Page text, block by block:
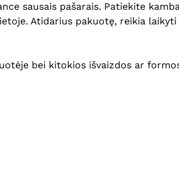
nėra
sausais pašarais. Patiekite
Atidarius pakuotę, reikia laikyti
bei kitokios išvaizdos ar